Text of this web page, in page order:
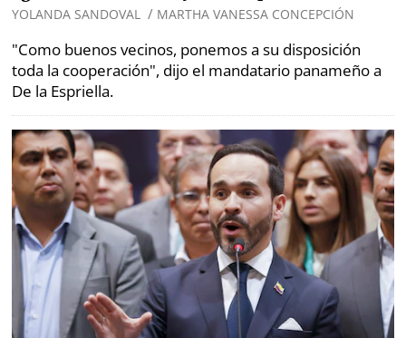
YOLANDA SANDOVAL / MARTHA VANESSA CONCEPCIÓN
"Como buenos vecinos, ponemos a su disposición
toda la cooperación", dijo el mandatario panameño a
De la Espriella.